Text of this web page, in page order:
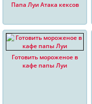
Папа Луи Атака кексов
Готовить мороженое в
кафе папы Луи